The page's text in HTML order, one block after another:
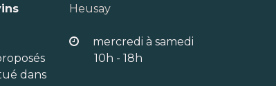
Heusay
mercredi à samedi
10h - 18h
dans